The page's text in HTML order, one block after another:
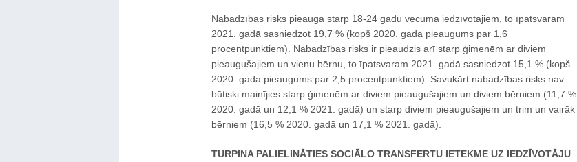
Nabadzības risks pieauga starp 18-24 gadu vecuma iedzīvotājiem, to īpatsvaram
2021. gadā sasniedzot 19,7 % (kopš 2020. gada pieaugums par 1,6
procentpunktiem). Nabadzības risks ir pieaudzis arī starp ģimenēm ar diviem
pieaugušajiem un vienu bērnu, to īpatsvaram 2021. gadā sasniedzot 15,1 % (kopš
2020. gada pieaugums par 2,5 procentpunktiem). Savukārt nabadzības risks nav
būtiski mainījies starp ģimenēm ar diviem pieaugušajiem un diviem bērniem (11,7 %
2020. gadā un 12,1 % 2021. gadā) un starp diviem pieaugušajiem un trim un vairāk
bērniem (16,5 % 2020. gadā un 17,1 % 2021. gadā).
TURPINA PALIELINĀTIES SOCIĀLO TRANSFERTU IETEKME UZ IEDZĪVOTĀJU